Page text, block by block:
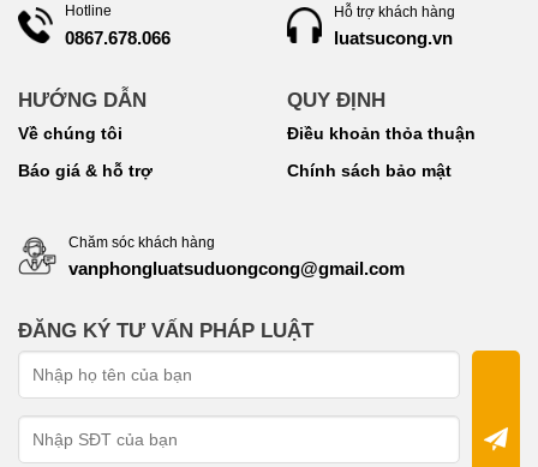
Hotline
0867.678.066
HƯỚNG DẪN
Về chúng tôi
Báo giá & hỗ trợ
Hỗ trợ khách hàng
luatsucong.vn
QUY ĐỊNH
Điều khoản thỏa thuận
Chính sách bảo mật
Chăm sóc khách hàng
vanphongluatsuduongcong@gmail.com
ĐĂNG KÝ TƯ VẤN PHÁP LUẬT